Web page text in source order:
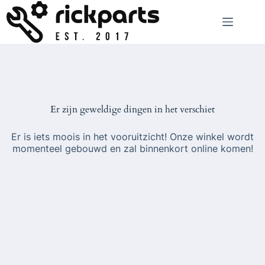
naar
de
inhoud
Er zijn geweldige dingen in het verschiet
Er is iets moois in het vooruitzicht! Onze winkel wordt
momenteel gebouwd en zal binnenkort online komen!